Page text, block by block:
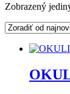
Zobrazený